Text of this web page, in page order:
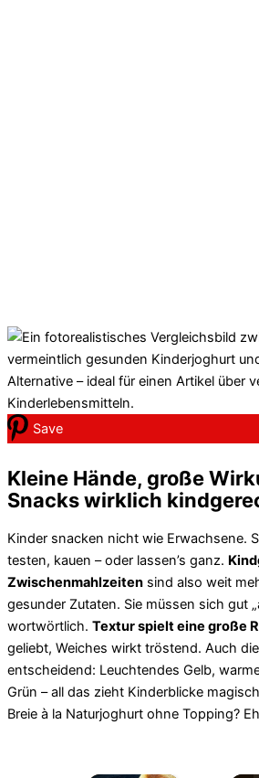
Save
Kleine Hände, große
Snacks wirklich
Kinder snacken nicht wie Erwachsene.
testen, kauen – oder lassen’s ganz.
Zwischenmahlzeiten sind also weit
gesunder Zutaten. Sie müssen sich gut
wortwörtlich. Textur spielt eine große
geliebt, Weiches wirkt tröstend. Auch
entscheidend: Leuchtendes Gelb,
Grün – all das zieht Kinderblicke
Breie à la Naturjoghurt ohne Topping?